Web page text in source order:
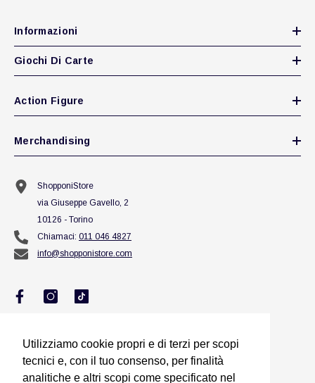
Utilizziamo cookie propri e di terzi per scopi
tecnici e, con il tuo consenso, per finalità
analitiche e altri scopi come specificato nel
Utilizziamo cookie propri e di terzi per scopi
tecnici e, con il tuo consenso, per finalità
analitiche e altri scopi come specificato nel
Informazioni
Giochi Di Carte
Action Figure
Merchandising
ShopponiStore
via Giuseppe Gavello, 2
10126 - Torino
Chiamaci: 011 046 4827
info@shopponistore.com